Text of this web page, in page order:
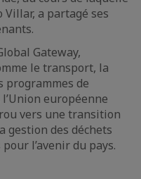
a partagé ses
Gateway,
le transport, la
programmes de
européenne
vers une transition
gestion des déchets
l’avenir du pays.